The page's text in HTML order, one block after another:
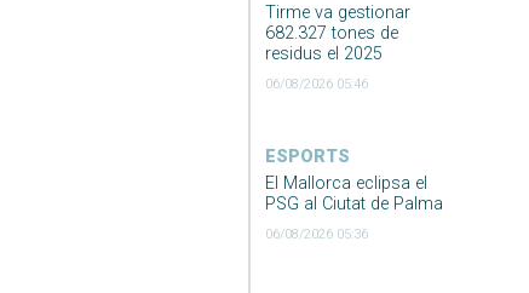
Tirme va gestionar
682.327 tones de
residus el 2025
06/08/2026 05:46
ESPORTS
El Mallorca eclipsa el
PSG al Ciutat de Palma
06/08/2026 05:36